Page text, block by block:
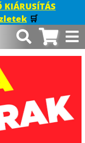
KIÁRUSÍTÁS
🛒